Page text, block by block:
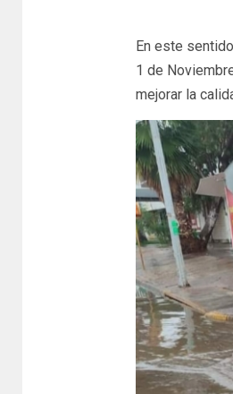
En este
1 de
mejorar la